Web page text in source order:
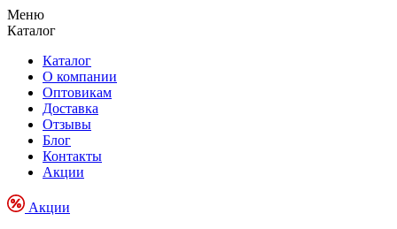
Меню
Каталог
Каталог
О компании
Оптовикам
Доставка
Отзывы
Блог
Контакты
Акции
Акции